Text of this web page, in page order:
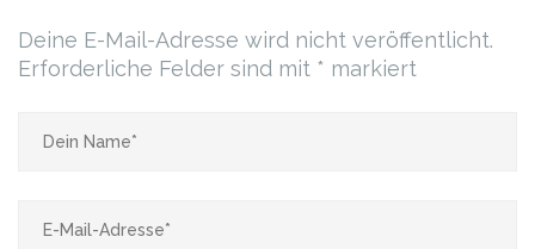
Deine E-Mail-Adresse wird nicht veröffentlicht.
Erforderliche Felder sind mit * markiert